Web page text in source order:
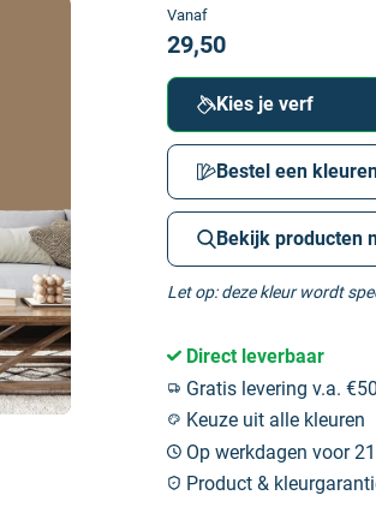
Vanaf
29,50
Kies je verf
Bestel een
Bekijk producten
Let op: deze kleur wordt
Direct leverbaar
Gratis levering v.a.
Keuze uit alle kleuren
Op werkdagen voor
Product &